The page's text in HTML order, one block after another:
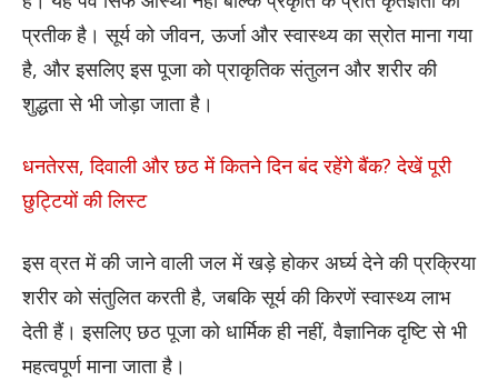
प्रतीक है। सूर्य को जीवन, ऊर्जा और स्वास्थ्य का स्रोत माना गया
है, और इसलिए इस पूजा को प्राकृतिक संतुलन और शरीर की
शुद्धता से भी जोड़ा जाता है।
धनतेरस, दिवाली और छठ में कितने दिन बंद रहेंगे बैंक? देखें पूरी
छुट्टियों की लिस्ट
इस व्रत में की जाने वाली जल में खड़े होकर अर्घ्य देने की प्रक्रिया
शरीर को संतुलित करती है, जबकि सूर्य की किरणें स्वास्थ्य लाभ
देती हैं। इसलिए छठ पूजा को धार्मिक ही नहीं, वैज्ञानिक दृष्टि से भी
महत्वपूर्ण माना जाता है।